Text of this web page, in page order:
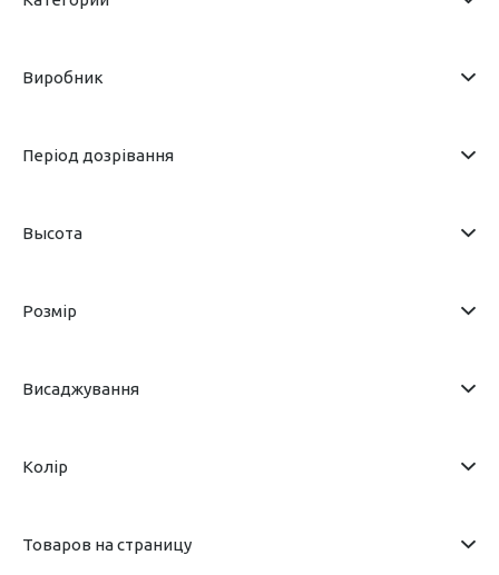
Виробник
Період дозрівання
Высота
Розмір
Висаджування
Колір
Товаров на страницу